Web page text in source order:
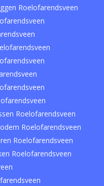
Roelofarendsveen
Roelofarendsveen
Roelofarendsveen
Roelofarendsveen
Roelofarendsveen